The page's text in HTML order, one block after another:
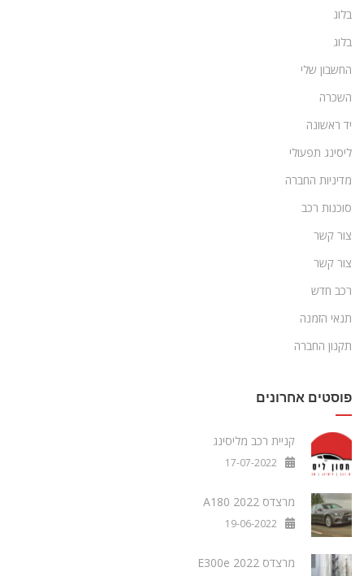
בלוג
בלוג
החשבון שלי
השכרה
יד ראשונה
ליסינג תפעולי
מדיניות החברה
סוכנות רכב
צור קשר
צור קשר
רכב חדש
תנאי הזמנה
תקנון החברה
פוסטים אחרונים
קניית רכב מליסינג
17-07-2022
מרצדס A180 2022
19-06-2022
מרצדס E300e 2022